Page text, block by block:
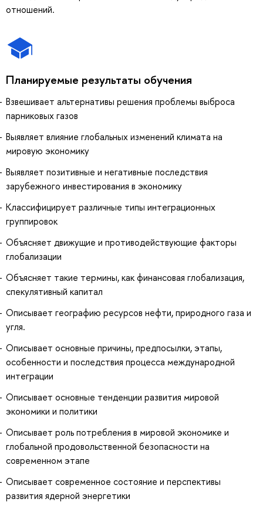
отношений.
Планируемые результаты обучения
Взвешивает альтернативы решения проблемы выброса
парниковых газов
Выявляет влияние глобальных изменений климата на
мировую экономику
Выявляет позитивные и негативные последствия
зарубежного инвестирования в экономику
Классифицирует различные типы интеграционных
группировок
Объясняет движущие и противодействующие факторы
глобализации
Объясняет такие термины, как финансовая глобализация,
спекулятивный капитал
Описывает географию ресурсов нефти, природного газа и
угля.
Описывает основные причины, предпосылки, этапы,
особенности и последствия процесса международной
интеграции
Описывает основные тенденции развития мировой
экономики и политики
Описывает роль потребления в мировой экономике и
глобальной продовольственной безопасности на
современном этапе
Описывает современное состояние и перспективы
развития ядерной энергетики